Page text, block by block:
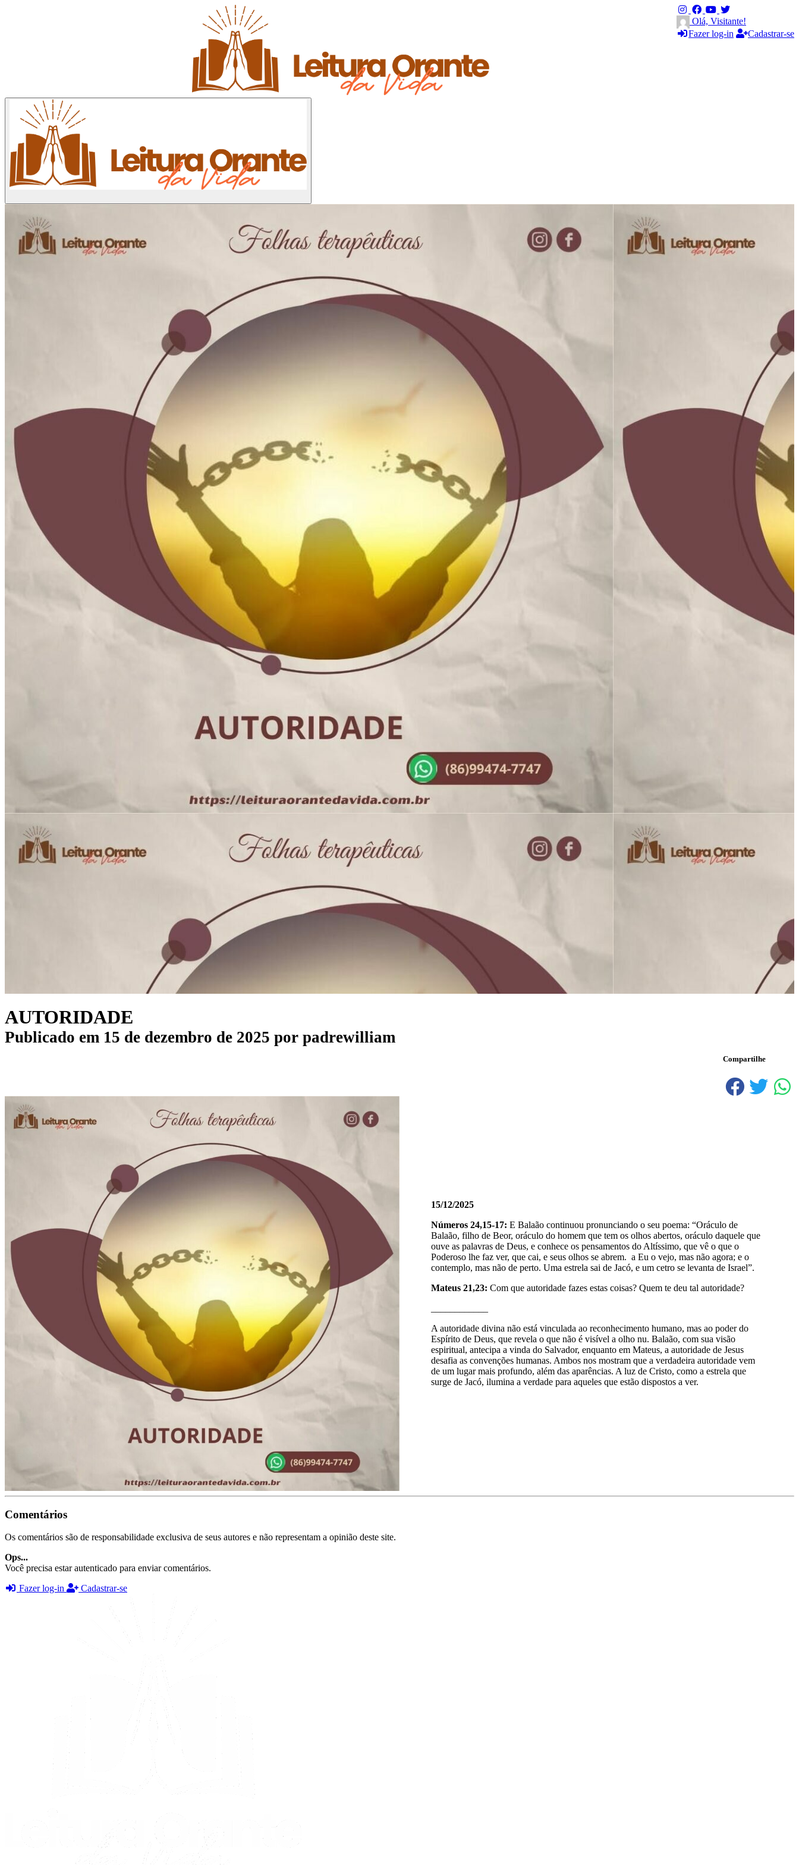
Olá, Visitante!
Fazer log-in
Cadastrar-se
AUTORIDADE
Publicado em 15 de dezembro de 2025 por padrewilliam
Compartilhe
15/12/2025
Números 24,15-17: E Balaão continuou pronunciando o seu poema: “Oráculo de
Balaão, filho de Beor, oráculo do homem que tem os olhos abertos, oráculo daquele que
ouve as palavras de Deus, e conhece os pensamentos do Altíssimo, que vê o que o
Poderoso lhe faz ver, que cai, e seus olhos se abrem. a Eu o vejo, mas não agora; e o
contemplo, mas não de perto. Uma estrela sai de Jacó, e um cetro se levanta de Israel”.
Mateus 21,23: Com que autoridade fazes estas coisas? Quem te deu tal autoridade?
A autoridade divina não está vinculada ao reconhecimento humano, mas ao poder do
Espírito de Deus, que revela o que não é visível a olho nu. Balaão, com sua visão
espiritual, antecipa a vinda do Salvador, enquanto em Mateus, a autoridade de Jesus
desafia as convenções humanas. Ambos nos mostram que a verdadeira autoridade vem
de um lugar mais profundo, além das aparências. A luz de Cristo, como a estrela que
surge de Jacó, ilumina a verdade para aqueles que estão dispostos a ver.
Comentários
Os comentários são de responsabilidade exclusiva de seus autores e não representam a opinião deste site.
Ops...
Você precisa estar autenticado para enviar comentários.
Fazer log-in
Cadastrar-se